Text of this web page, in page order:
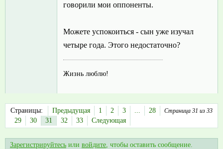
говорили мои оппоненты.
Можете успокоиться - сын уже изучал
четыре года. Этого недостаточно?
Жизнь люблю!
Страница 31 из 33
Страницы: Предыдущая 1 2 3 ...
28
29
30 31 32 33 Следующая
Зарегистрируйтесь или войдите, чтобы оставить сообщение.